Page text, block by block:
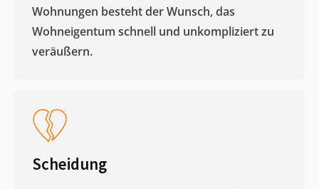
Wohnungen besteht der Wunsch, das
Wohneigentum schnell und unkompliziert zu
veräußern. ​
Scheidung